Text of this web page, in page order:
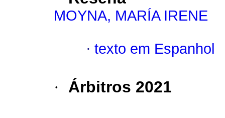
MOYNA, MARÍA IRENE
· texto em Espanhol
· Árbitros 2021